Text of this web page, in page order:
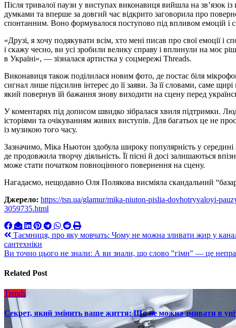
Після тривалої паузи у виступах виконавиця вийшла на зв’язок
думками та вперше за довгий час відкрито заговорила про
спонтанним. Воно формувалося поступово під впливом емоцій і
«Друзі, я хочу подякувати всім, хто мені писав про свої емоції і
і скажу чесно, ви усі зробили велику справу і вплинули на моє
в Україні», — зізналася артистка у соцмережі Threads.
Виконавиця також поділилася новим фото, де постає біля
сигнал лише підсилив інтерес до її заяви. За її словами, саме
який повернув їй бажання знову виходити на сцену перед
У коментарях під дописом швидко зібралася хвиля підтримки.
історіями та очікуванням живих виступів. Для багатьох це не
із музикою того часу.
Зазначимо, Міка Ньютон здобула широку популярність у середині
де продовжила творчу діяльність. Її пісні й досі залишаються
може стати початком повноцінного повернення на сцену.
Нагадаємо, нещодавно Оля Полякова висміяла скандальний
Джерело: https://tsn.ua/glamur/mika-niuton-pislia-dovhotryvaloyi-
3059735.html
Навигация
по
Таємниця, про яку мовчать: Чому не можна зливати жир у
сантехніки
Ви точно цього не знали: А ви знали, що слово "гімн" — це
Related Post
Trends
Секрет, який змінить ваше життя: Що не можна змивати в